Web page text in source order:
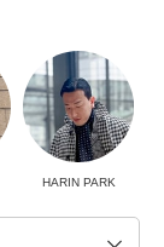
HARIN PARK